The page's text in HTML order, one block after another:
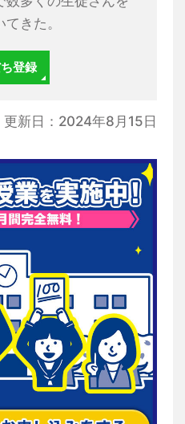
きた。
登録
更新日：2024年8月15日